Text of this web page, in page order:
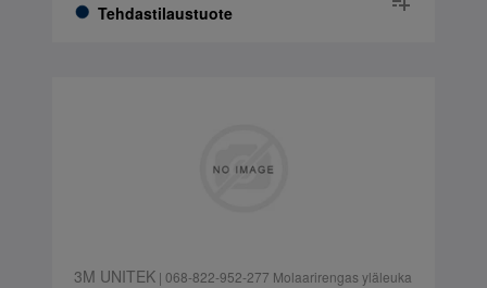
Tehdastilaustuote
3M UNITEK| 068-822-952-277 Molaarirengas yläleuka